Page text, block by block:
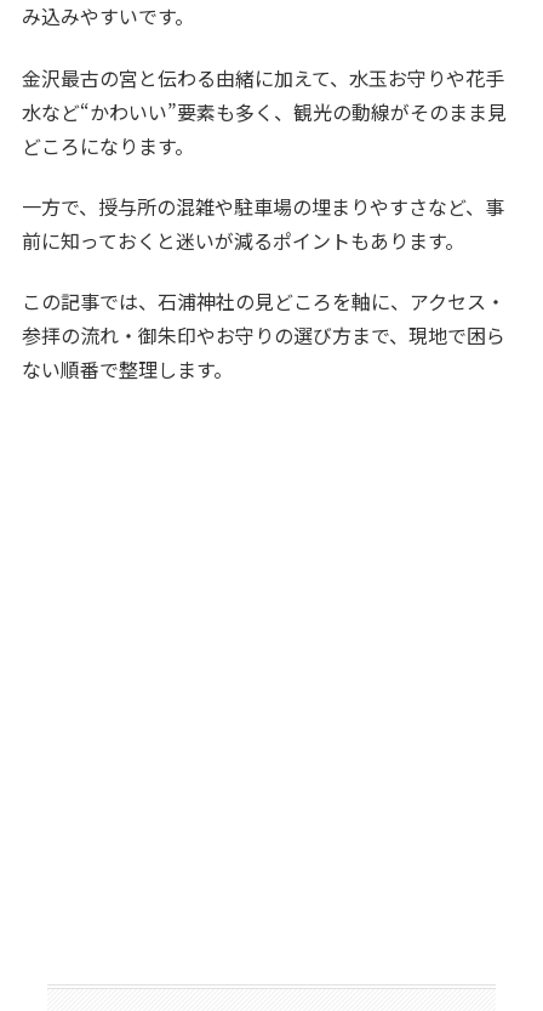
み込みやすいです。
金沢最古の宮と伝わる由緒に加えて、水玉お守りや花手
水など“かわいい”要素も多く、観光の動線がそのまま見
どころになります。
一方で、授与所の混雑や駐車場の埋まりやすさなど、事
前に知っておくと迷いが減るポイントもあります。
この記事では、石浦神社の見どころを軸に、アクセス・
参拝の流れ・御朱印やお守りの選び方まで、現地で困ら
ない順番で整理します。